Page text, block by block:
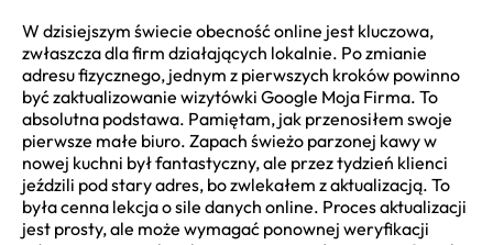
W dzisiejszym świecie obecność online jest kluczowa,
zwłaszcza dla firm działających lokalnie. Po zmianie
adresu fizycznego, jednym z pierwszych kroków powinno
być zaktualizowanie wizytówki Google Moja Firma. To
absolutna podstawa. Pamiętam, jak przenosiłem swoje
pierwsze małe biuro. Zapach świeżo parzonej kawy w
nowej kuchni był fantastyczny, ale przez tydzień klienci
jeździli pod stary adres, bo zwlekałem z aktualizacją. To
była cenna lekcja o sile danych online. Proces aktualizacji
jest prosty, ale może wymagać ponownej weryfikacji